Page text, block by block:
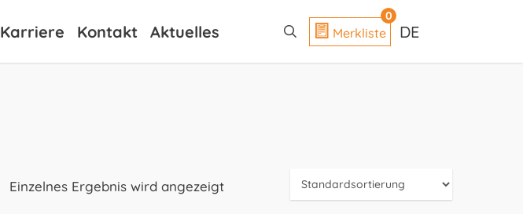
Karriere Kontakt Aktuelles
0
Merkliste DE
Einzelnes Ergebnis wird angezeigt